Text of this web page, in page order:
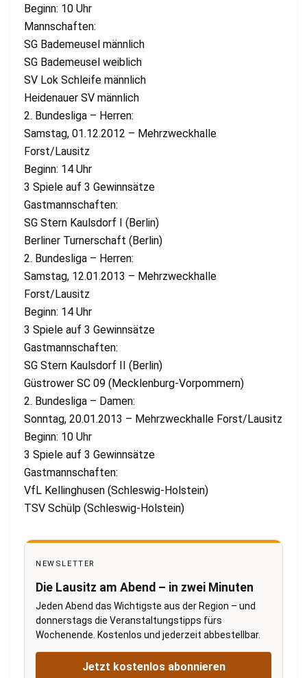
Beginn: 10 Uhr
Mannschaften:
SG Bademeusel männlich
SG Bademeusel weiblich
SV Lok Schleife männlich
Heidenauer SV männlich
2. Bundesliga – Herren:
Samstag, 01.12.2012 – Mehrzweckhalle
Forst/Lausitz
Beginn: 14 Uhr
3 Spiele auf 3 Gewinnsätze
Gastmannschaften:
SG Stern Kaulsdorf I (Berlin)
Berliner Turnerschaft (Berlin)
2. Bundesliga – Herren:
Samstag, 12.01.2013 – Mehrzweckhalle
Forst/Lausitz
Beginn: 14 Uhr
3 Spiele auf 3 Gewinnsätze
Gastmannschaften:
SG Stern Kaulsdorf II (Berlin)
Güstrower SC 09 (Mecklenburg-Vorpommern)
2. Bundesliga – Damen:
Sonntag, 20.01.2013 – Mehrzweckhalle Forst/Lausitz
Beginn: 10 Uhr
3 Spiele auf 3 Gewinnsätze
Gastmannschaften:
VfL Kellinghusen (Schleswig-Holstein)
TSV Schülp (Schleswig-Holstein)
NEWSLETTER
Die Lausitz am Abend – in zwei Minuten
Jeden Abend das Wichtigste aus der Region – und
donnerstags die Veranstaltungstipps fürs
Wochenende. Kostenlos und jederzeit abbestellbar.
Jetzt kostenlos abonnieren